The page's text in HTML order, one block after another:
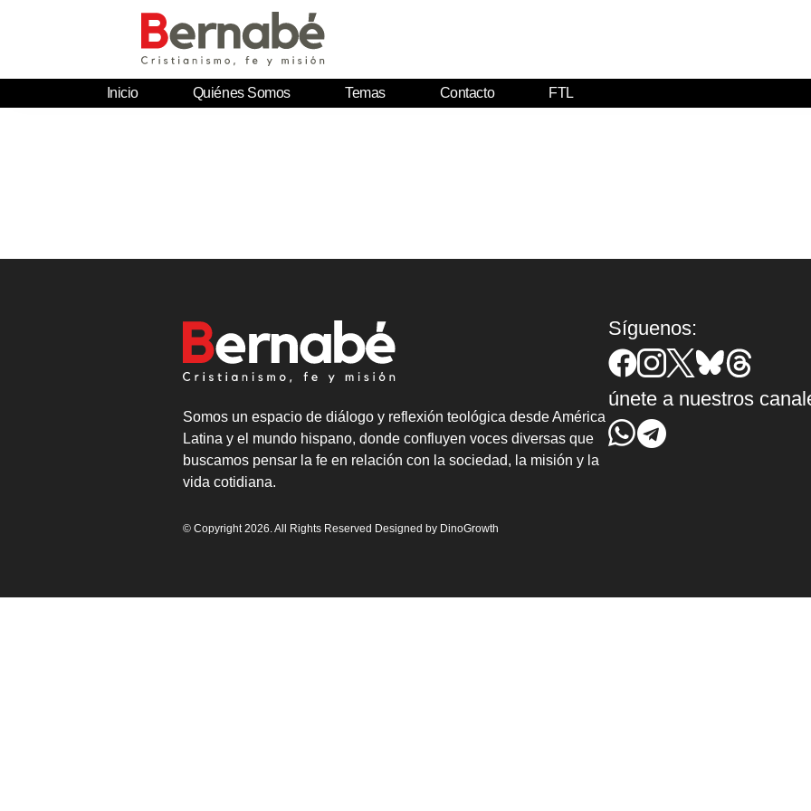
Inicio Quiénes Somos Temas Contacto FTL
Somos un espacio de diálogo y reflexión teológica desde América
Latina y el mundo hispano, donde confluyen voces diversas que
buscamos pensar la fe en relación con la sociedad, la misión y la
vida cotidiana.
Síguenos:
únete a nuestros
© Copyright 2026. All Rights Reserved Designed by DinoGrowth